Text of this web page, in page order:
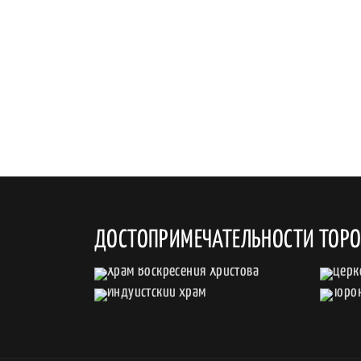
ДОСТОПРИМЕЧАТЕЛЬНОСТИ